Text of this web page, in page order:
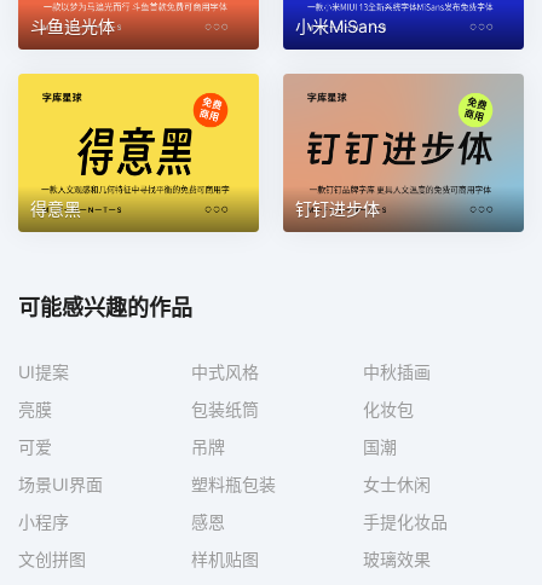
斗鱼追光体 小米MiSans
得意黑 钉钉进步体
可能感兴趣的作品
UI提案 中式风格
中秋插画
亮膜
包装纸筒
化妆包
可爱
吊牌
国潮
场景UI界面
塑料瓶包装
女士休闲
小程序
感恩
手提化妆品
文创拼图
样机贴图
玻璃效果